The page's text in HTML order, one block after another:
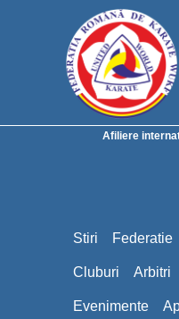
Afiliere
Stiri Federatie
Cluburi Arbitri
Evenimente